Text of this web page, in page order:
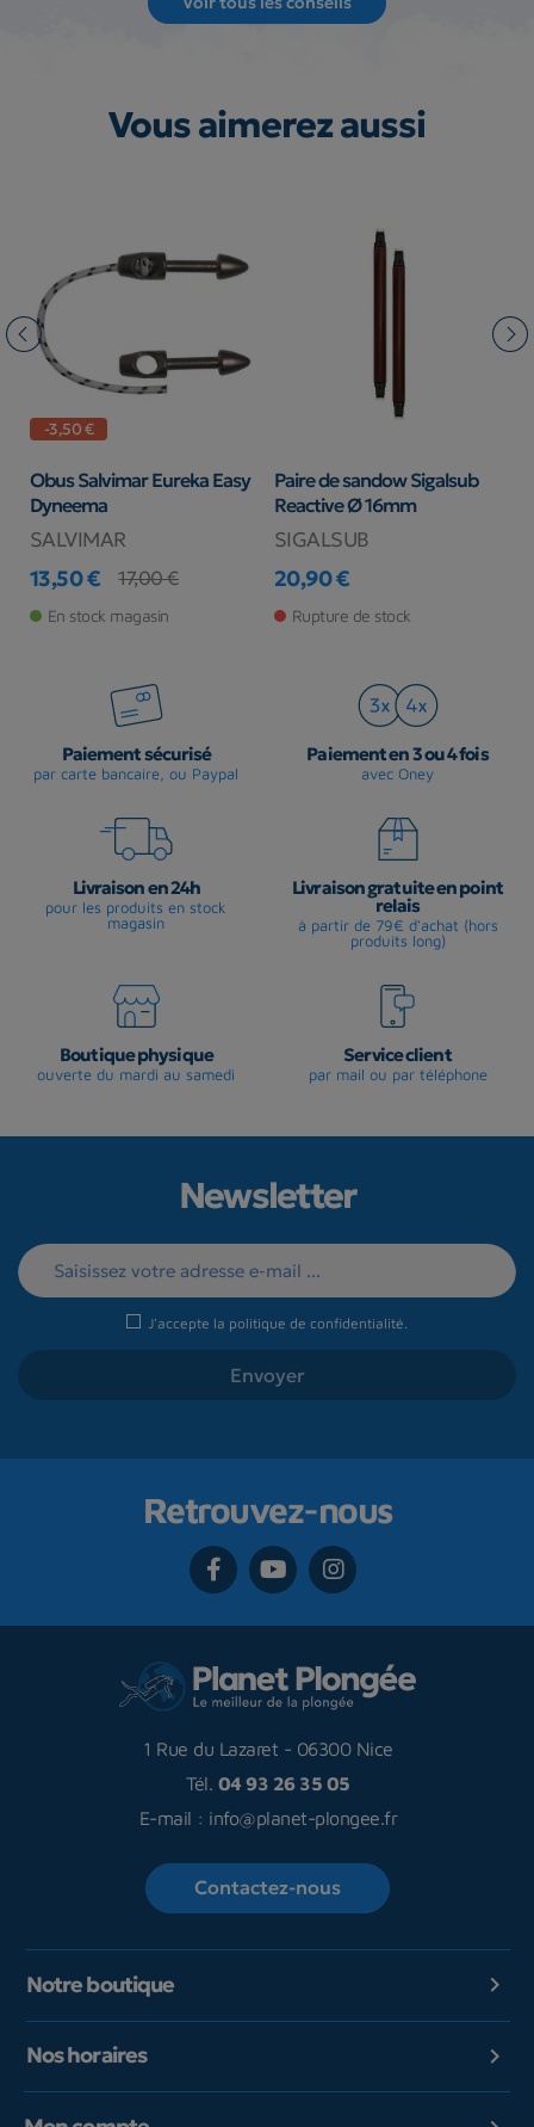
Vous aimerez aussi
-3,50 €
Obus Salvimar Eureka Easy
Dyneema
SALVIMAR
Prix
13,50 €
Prix de base
17,00 €
En stock magasin
Paire de sandow Sigalsub
Reactive Ø 16mm
SIGALSUB
Prix
20,90 €
Rupture de stock
Paiement sécurisé
par carte bancaire, ou Paypal
Paiement en 3 ou 4 fois
avec Oney
Livraison en 24h
pour les produits en stock
magasin
Livraison gratuite en point
relais
à partir de 79€ d'achat (hors
produits long)
Boutique physique
ouverte du mardi au samedi
Service client
par mail ou par téléphone
Newsletter
J'accepte la politique de confidentialité.
Retrouvez-nous
1 Rue du Lazaret - 06300 Nice
Tél. 04 93 26 35 05
E-mail : info@planet-plongee.fr
Contactez-nous
Notre boutique 
Nos horaires 